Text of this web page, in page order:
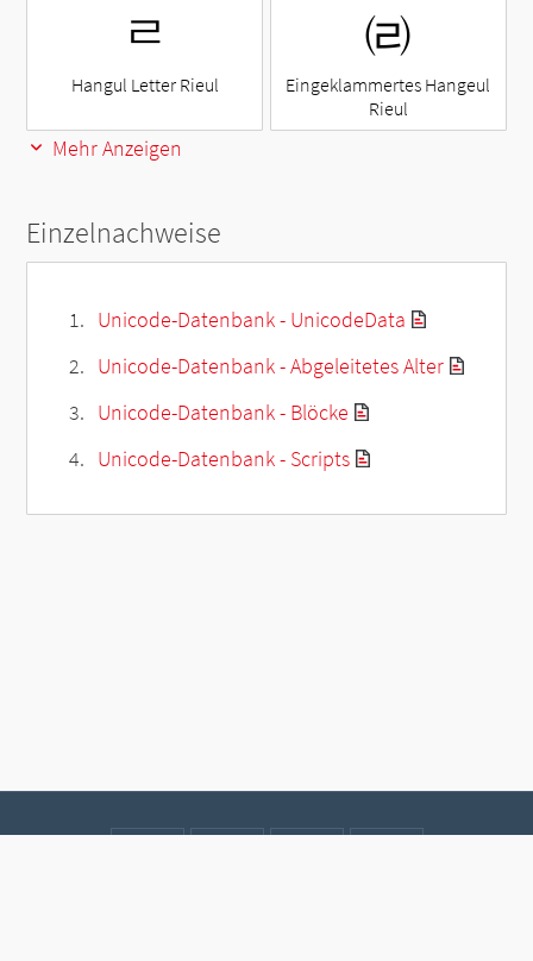
ㄹ
Hangul Letter Rieul
㈃
Eingeklammertes Hangeul
Rieul
Mehr Anzeigen
Einzelnachweise
Unicode-Datenbank - UnicodeData
Unicode-Datenbank - Abgeleitetes Alter
Unicode-Datenbank - Blöcke
Unicode-Datenbank - Scripts